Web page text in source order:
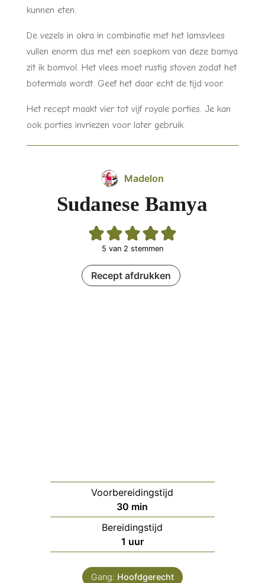
kunnen eten.
De vezels in okra in combinatie met het lamsvlees
vullen enorm dus met een soepkom van deze bamya
zit ik bomvol. Het vlees moet rustig stoven zodat het
botermals wordt. Geef het daar echt de tijd voor.
Het recept maakt vier tot vijf royale porties. Je kan
ook porties invriezen voor later gebruik.
Madelon
Sudanese Bamya
5 van 2 stemmen
Recept afdrukken
Voorbereidingstijd
30 minuten
min
Bereidingstijd
1 uur
uur
Gang: Hoofdgerecht